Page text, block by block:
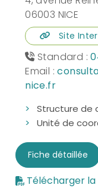
06003 NICE
Site
Standard :
Email :
nice.fr
Structure de
Unité de
Fiche détaillée
Télécharger